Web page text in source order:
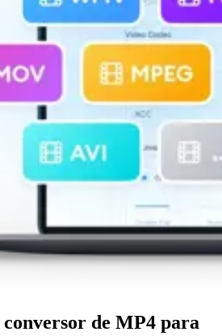
de MP4 para